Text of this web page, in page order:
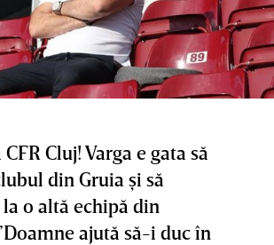
Cluj! Varga e gata să
din Gruia şi să
o altă echipă din
ajută să-i duc în